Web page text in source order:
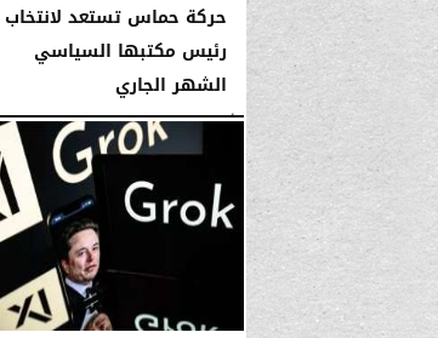
حركة حماس تستعد لانتخاب
رئيس مكتبها السياسي
الشهر الجاري
الأربعاء، 14 يناير 2026 03:51 صـ